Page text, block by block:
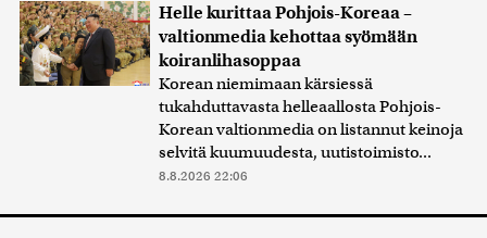
Helle kurittaa Pohjois-Koreaa –
valtionmedia kehottaa syömään
koiranlihasoppaa
Korean niemimaan kärsiessä
tukahduttavasta helleaallosta Pohjois-
Korean valtionmedia on listannut keinoja
selvitä kuumuudesta, uutistoimisto...
8.8.2026 22:06